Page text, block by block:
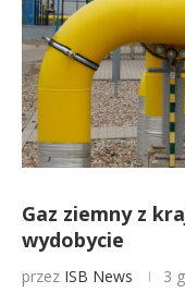
Gaz ziemny z
wydobycie
przez ISB News 3